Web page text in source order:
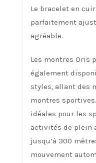
Le bracelet en
parfaitement
agréable.
Les montres Oris
également
styles, allant des
montres
idéales pour les
activités de plein
jusqu’à 300
mouvement